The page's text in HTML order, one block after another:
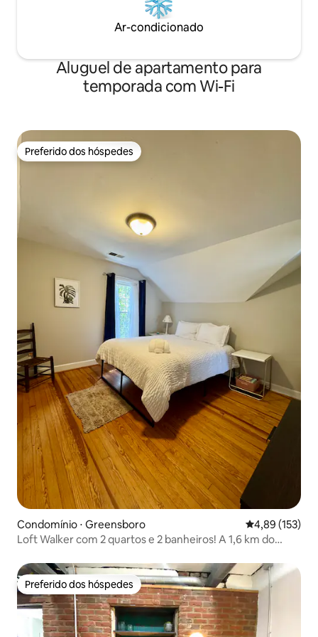
Ar-condicionado
Aluguel de apartamento para
temporada com Wi-Fi
Preferido dos hóspedes
Preferido dos hóspedes
Condomínio ⋅ Greensboro 4,89 de uma
4,89 (153)
Loft Walker com 2 quartos e 2 banheiros! A 1,6 km do
Preferido dos hóspedes
Preferido dos hóspedes